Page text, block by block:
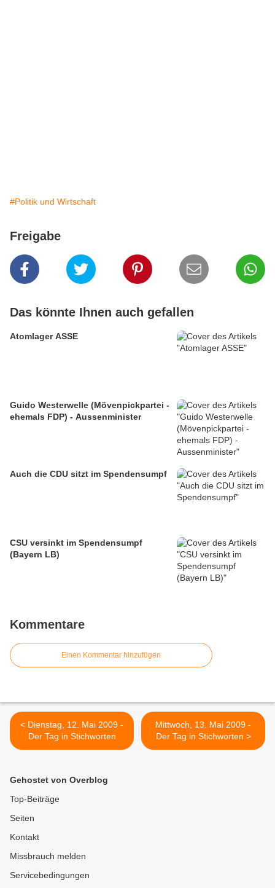
#Politik und Wirtschaft
Freigabe
Das könnte Ihnen auch gefallen
Atomlager ASSE
Guido Westerwelle (Mövenpickpartei -
ehemals FDP) - Aussenminister
Auch die CDU sitzt im Spendensumpf
CSU versinkt im Spendensumpf
(Bayern LB)
Kommentare
Einen Kommentar hinzufügen
< Dienstag, 12. Mai 2009 -
Der Tag in Stichworten
Mittwoch, 13. Mai 2009 -
Der Tag in Stichworten >
Gehostet von Overblog
Top-Beiträge
Seiten
Kontakt
Missbrauch melden
Servicebedingungen